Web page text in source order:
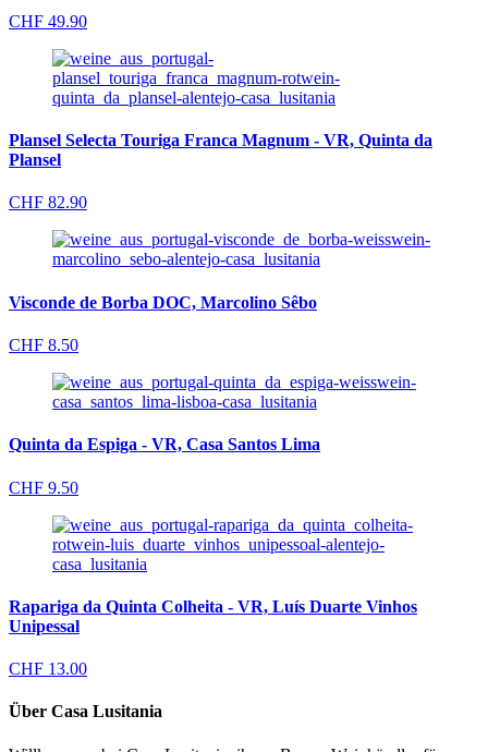
CHF 49.90
Plansel Selecta Touriga Franca Magnum - VR, Quinta da
Plansel
CHF 82.90
Visconde de Borba DOC, Marcolino Sêbo
CHF 8.50
Quinta da Espiga - VR, Casa Santos Lima
CHF 9.50
Rapariga da Quinta Colheita - VR, Luís Duarte Vinhos
Unipessal
CHF 13.00
Über Casa Lusitania